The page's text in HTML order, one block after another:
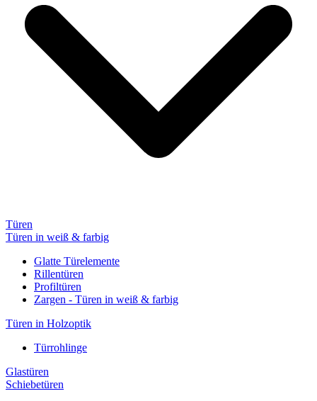
Türen
Türen in weiß & farbig
Glatte Türelemente
Rillentüren
Profiltüren
Zargen - Türen in weiß & farbig
Türen in Holzoptik
Türrohlinge
Glastüren
Schiebetüren